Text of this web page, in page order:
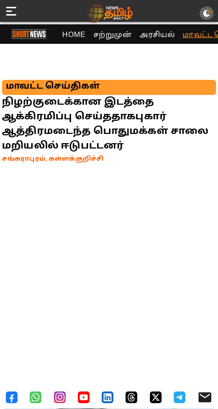
HOME சற்றுமுன் அரசியல் மாவட்ட
மாவட்ட செய்திகள்
நிழற்குடைக்கான இடத்தை
ஆக்கிரமிப்பு செய்ததாகபுகார்
ஆத்திரமடைந்த பொதுமக்கள் சாலை
மறியலில் ஈடுபட்டனர்
சங்கராபுரம், கள்ளக்குறிச்சி